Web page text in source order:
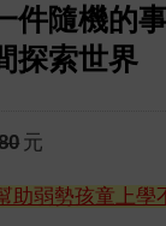
件隨機的
探索世界
元
助弱勢孩童上學